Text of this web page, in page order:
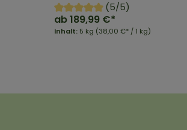
(5/5)
Inhalt: 5 kg (38,00 €* / 1 kg)
ab189,99 €*